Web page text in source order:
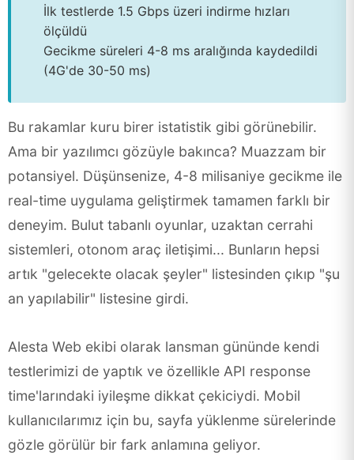
İlk testlerde 1.5 Gbps üzeri indirme hızları
ölçüldü
Gecikme süreleri 4-8 ms aralığında kaydedildi
(4G'de 30-50 ms)
Bu rakamlar kuru birer istatistik gibi görünebilir.
Ama bir yazılımcı gözüyle bakınca? Muazzam bir
potansiyel. Düşünsenize, 4-8 milisaniye gecikme ile
real-time uygulama geliştirmek tamamen farklı bir
deneyim. Bulut tabanlı oyunlar, uzaktan cerrahi
sistemleri, otonom araç iletişimi... Bunların hepsi
artık "gelecekte olacak şeyler" listesinden çıkıp "şu
an yapılabilir" listesine girdi.
Alesta Web ekibi olarak lansman gününde kendi
testlerimizi de yaptık ve özellikle API response
time'larındaki iyileşme dikkat çekiciydi. Mobil
kullanıcılarımız için bu, sayfa yüklenme sürelerinde
gözle görülür bir fark anlamına geliyor.